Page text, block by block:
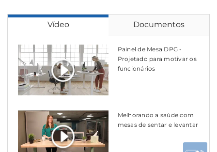
Vídeo Documentos
Painel de Mesa DPG -
Projetado para motivar os
funcionários
Melhorando a saúde com
mesas de sentar e levantar